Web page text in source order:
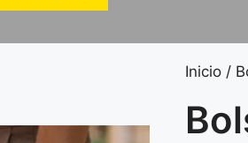
Inicio /